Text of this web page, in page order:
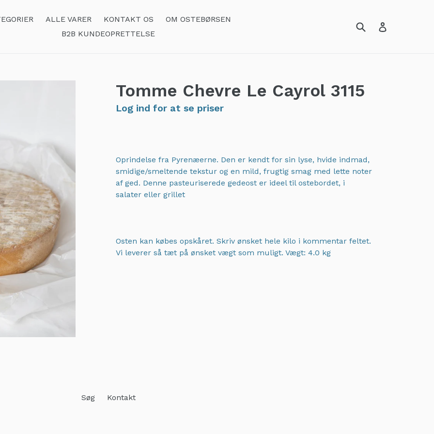
ALLE VARER KONTAKT OS
OM OSTEBØRSEN
B2B KUNDEOPRETTELSE
Tomme Chevre Le Cayrol 3115
Log ind for at se priser
Oprindelse fra Pyrenæerne. Den er kendt for sin lyse, hvide indmad,
smidige/smeltende tekstur og en mild, frugtig smag med lette noter
af ged. Denne pasteuriserede gedeost er ideel til ostebordet, i
salater eller grillet
Osten kan købes opskåret. Skriv ønsket hele kilo i kommentar feltet.
Vi leverer så tæt på ønsket vægt som muligt. Vægt: 4.0 kg
Søg
Kontakt